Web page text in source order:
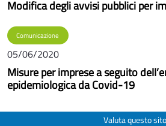
Modifica degli avvisi pubblici per
Comunicazione
05/06/2020
Misure per imprese a seguito
epidemiologica da Covid-19
Valuta questo sito